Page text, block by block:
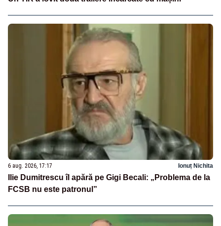
6 aug. 2026, 17:17 Ionuț Nichita
Ilie Dumitrescu îl apără pe Gigi Becali: „Problema de la
FCSB nu este patronul”